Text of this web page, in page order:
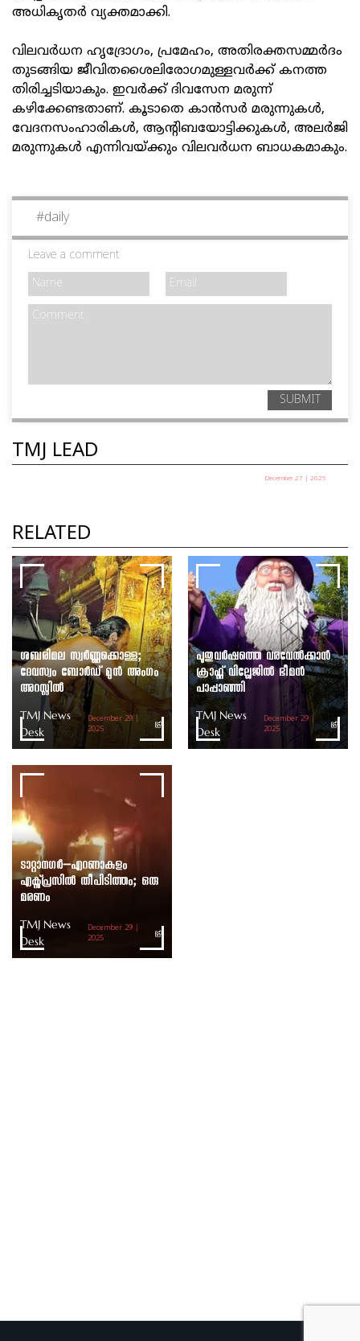
അധികൃതർ വ്യക്തമാക്കി.
വിലവർധന ഹൃദ്രോഗം, പ്രമേഹം, അതിരക്തസമ്മർദം
തുടങ്ങിയ ജീവിതശൈലിരോഗമുള്ളവർക്ക് കനത്ത
തിരിച്ചടിയാകും. ഇവർക്ക് ദിവസേന മരുന്ന്
കഴിക്കേണ്ടതാണ്. കൂടാതെ കാൻസർ മരുന്നുകൾ,
വേദനസംഹാരികൾ, ആന്റിബയോട്ടിക്കുകൾ, അലർജി
മരുന്നുകൾ എന്നിവയ്ക്കും വിലവർധന ബാധകമാകും.
#daily
Leave a comment
SUBMIT
TMJ LEAD
December 27 | 2025
RELATED
ശബരിമല സ്വർണ്ണക്കൊള്ള;
ദേവസ്വം ബോർഡ് മുൻ അംഗം
അറസ്റ്റിൽ
TMJ News
Desk
December 29 |
2025
പുതുവർഷത്തെ വരവേൽക്കാൻ
ക്രാഫ്റ്റ് വില്ലേജിൽ ഭീമൻ
പാപ്പാഞ്ഞി
TMJ News
Desk
December 29 |
2025
ടാറ്റാനഗർ–എറണാകുളം
എക്സ്പ്രസിൽ തീപിടിത്തം; ഒരു
മരണം
TMJ News
Desk
December 29 |
2025